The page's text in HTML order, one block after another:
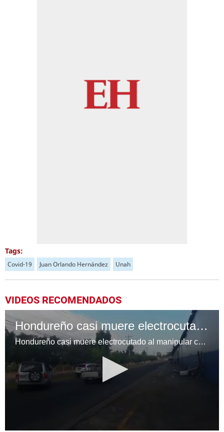
Tags:
Covid-19 Juan Orlando Hernández Unah
VIDEOS RECOMENDADOS
Hondureño casi muere electrocutado al manipular cables de alta tensión
Hondureño casi muere electrocutado al manipular cables de alta tensión